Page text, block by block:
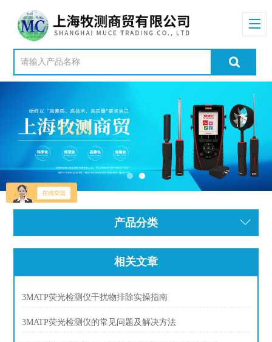
产品分类
相关文章
3MATP荧光检测仪干扰物排除实操指南
3MATP荧光检测仪的常见问题及解决方法